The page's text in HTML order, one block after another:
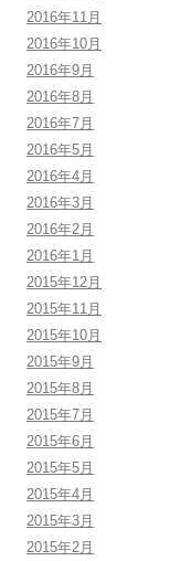
2016年11月
2016年10月
2016年9月
2016年8月
2016年7月
2016年5月
2016年4月
2016年3月
2016年2月
2016年1月
2015年12月
2015年11月
2015年10月
2015年9月
2015年8月
2015年7月
2015年6月
2015年5月
2015年4月
2015年3月
2015年2月